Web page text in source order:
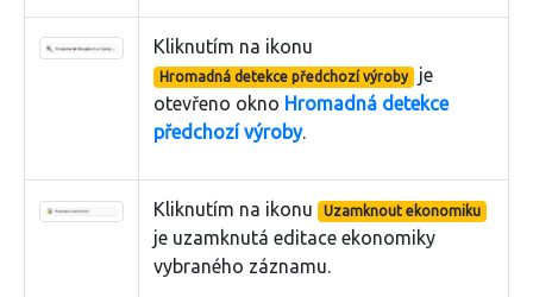
Kliknutím na ikonu
Hromadná detekce předchozí výroby je
otevřeno okno Hromadná detekce
předchozí výroby.
Kliknutím na ikonu Uzamknout ekonomiku
je uzamknutá editace ekonomiky
vybraného záznamu.